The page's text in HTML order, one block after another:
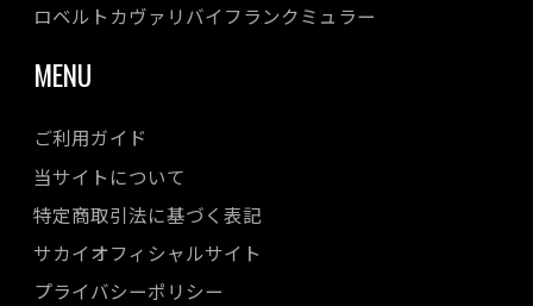
ロベルトカヴァリバイフランクミュラー
MENU
ご利用ガイド
当サイトについて
特定商取引法に基づく表記
サカイオフィシャルサイト
プライバシーポリシー